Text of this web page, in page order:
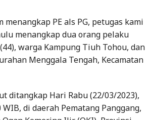
menangkap dua orang pelaku
warga Kampung Tiuh Tohou, dan
Menggala Tengah, Kecamatan
di daerah Pematang Panggang,
Komering Ilir (OKI), Provinsi